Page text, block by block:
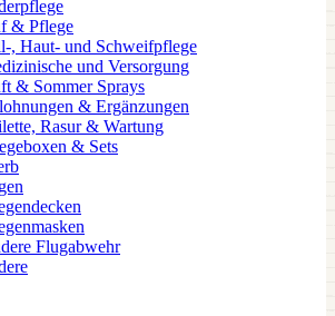
& Pflege
, Haut- und Schweifpflege
und Versorgung
& Sommer Sprays
& Ergänzungen
Rasur & Wartung
& Sets
Flugabwehr